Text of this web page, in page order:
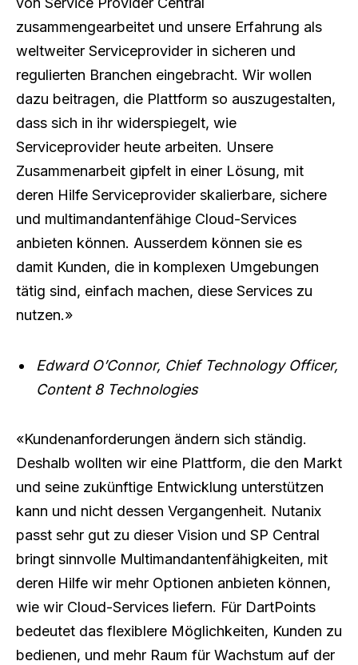
zusammengearbeitet und unsere Erfahrung als
weltweiter Serviceprovider in sicheren und
regulierten Branchen eingebracht. Wir wollen
dazu beitragen, die Plattform so auszugestalten,
dass sich in ihr widerspiegelt, wie
Serviceprovider heute arbeiten. Unsere
Zusammenarbeit gipfelt in einer Lösung, mit
deren Hilfe Serviceprovider skalierbare, sichere
und multimandantenfähige Cloud-Services
anbieten können. Ausserdem können sie es
damit Kunden, die in komplexen Umgebungen
tätig sind, einfach machen, diese Services zu
nutzen.»
Edward O’Connor, Chief Technology Officer,
Content 8 Technologies
«Kundenanforderungen ändern sich ständig.
Deshalb wollten wir eine Plattform, die den Markt
und seine zukünftige Entwicklung unterstützen
kann und nicht dessen Vergangenheit. Nutanix
passt sehr gut zu dieser Vision und SP Central
bringt sinnvolle Multimandantenfähigkeiten, mit
deren Hilfe wir mehr Optionen anbieten können,
wie wir Cloud-Services liefern. Für DartPoints
bedeutet das flexiblere Möglichkeiten, Kunden zu
bedienen, und mehr Raum für Wachstum auf der